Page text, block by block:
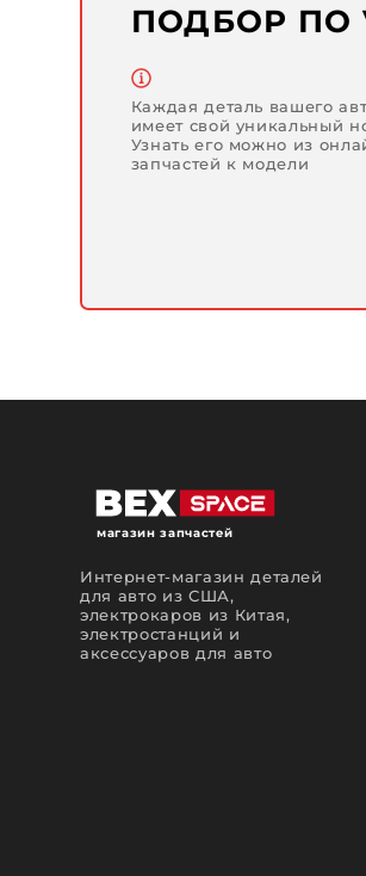
ПОДБОР ПО
Каждая деталь вашего
имеет свой уникальный
Узнать его можно из
запчастей к модели
магазин запчастей
Интернет-магазин деталей
для авто из США,
электрокаров из Китая,
электростанций и
аксессуаров для авто